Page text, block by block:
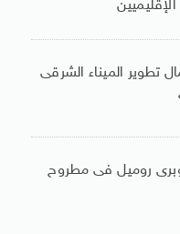
تطوير الميناء الشرقى
روميل فى مطروح